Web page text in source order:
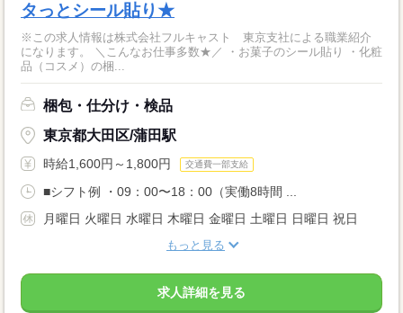
タっとシール貼り★
※この求人情報は株式会社フルキャスト 東京支社による職業紹介
になります。 ＼こんなお仕事多数★／ ・お菓子のシール貼り ・化粧
品（コスメ）の梱...
梱包・仕分け・検品
東京都大田区/蒲田駅
時給1,600円～1,800円 交通費一部支給
■シフト例 ・09：00〜18：00（実働8時間 ...
月曜日 火曜日 水曜日 木曜日 金曜日 土曜日 日曜日 祝日
もっと見る
求人詳細を見る